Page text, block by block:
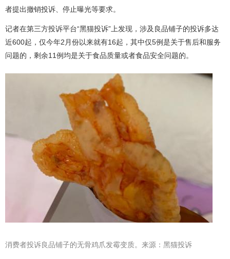
者提出撤销投诉、停止曝光等要求。
记者在第三方投诉平台“黑猫投诉”上发现，涉及良品铺子的投诉多达
近600起，仅今年2月份以来就有16起，其中仅5例是关于售后和服务
问题的，剩余11例均是关于食品质量或者食品安全问题的。
消费者投诉良品铺子的无骨鸡爪发霉变质。来源：黑猫投诉